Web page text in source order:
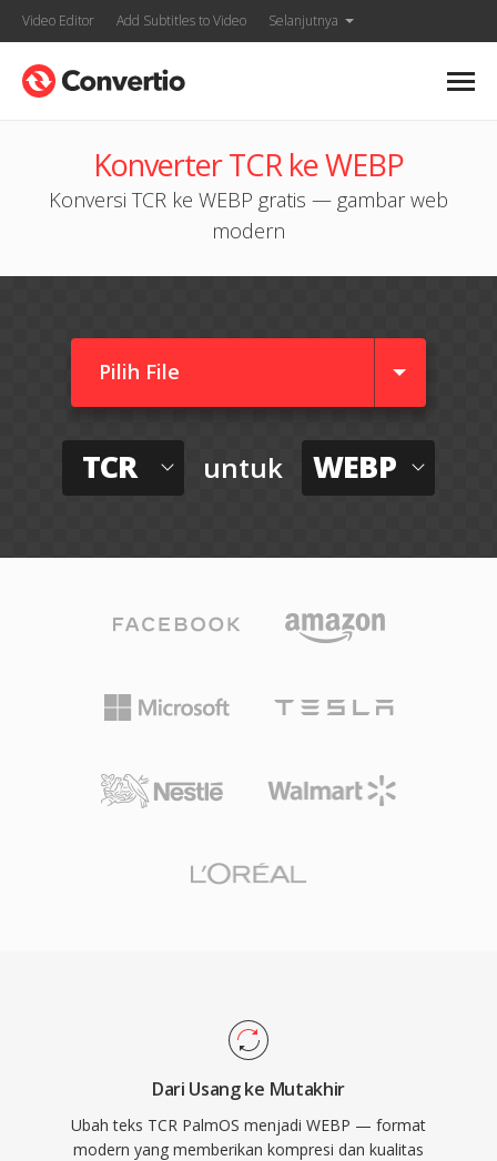
Video Editor Add Subtitles to Video Selanjutnya
Konverter TCR ke WEBP
Konversi TCR ke WEBP gratis — gambar web
modern
Pilih File
TCR untuk WEBP
Dari Usang ke Mutakhir
Ubah teks TCR PalmOS menjadi WEBP — format
modern yang memberikan kompresi dan kualitas